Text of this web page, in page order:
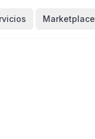
Marketplace